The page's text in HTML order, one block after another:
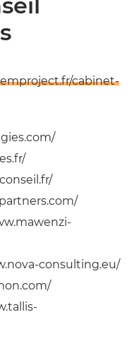
cabinet-
consulting.eu/